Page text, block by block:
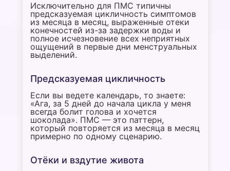
Исключительно для ПМС типичны
предсказуемая цикличность симптомов
из месяца в месяц, выраженные отеки
конечностей из-за задержки воды и
полное исчезновение всех неприятных
ощущений в первые дни менструальных
выделений.
Предсказуемая цикличность
Если вы ведете календарь, то знаете:
«Ага, за 5 дней до начала цикла у меня
всегда болит голова и хочется
шоколада». ПМС — это паттерн,
который повторяется из месяца в месяц
примерно по одному сценарию.
Отёки и вздутие живота